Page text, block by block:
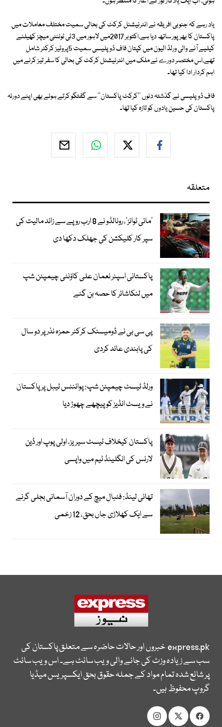
یاد رہے کہ جنوبی افریقہ نے انٹرنیشنل کرکٹ کی بحالی سمیت مختلف معاملات میں
پاکستان کا بھرپور ساتھ دیا ہے،اکتوبر 2017میں لاہور میں 3ٹی ٹوئنٹی میچز کھیلنے
کیلیے آنے والی ورلڈ الیون میں کپتان فاف ڈوپلیسی سمیت 5پروٹیز کرکٹر شامل
تھے،اس مختصر دورے نے ملک میں انٹرنیشنل کرکٹ کی بحالی کا سفر تیز کرنے میں
اہم کردار ادا کیا تھا۔
فاف ڈوپلیسی نے گذشتہ دنوں ''کرکٹ پاکستان'' سے گفتگو کرتے ہوئے بھی اپنے دورئہ
پاکستان کی حسین یادوں کو تازہ کیا تھا۔
متعلقہ
’مائی ٹوائز‘، رونالڈو نے 8 ارب روپے سے زائد مالیت کی
سپر کار کلیکشن کی جھلک دکھا دی
پاکستانی اسپنر نعمان علی کاؤنٹی چیمپئن شپ
میں لنکاشائر کا حصہ بن گئے
پی سی بی نے ڈومیسٹک کرکٹر حمزہ نذر پر دو سال
کی پابندی عائد کردی
ورلڈ ٹیسٹ چیمپئن شپ: پوائنٹس ٹیبل پر پاکستان
نے ویسٹ انڈیز کو پیچھے چھوڑ دیا
پاکستان کیخلاف ٹیسٹ سیریز، اولی پوپ اور ڈین
لارنس کی انگلینڈ ٹیم میں واپسی
تھائی لینڈ: فٹبال میچ کے دوران آسمانی بجلی گرنے
سے ایک کھلاڑی جاں بحق، 12 زخمی
express.pkخبروں اور حالات حاضرہ سے متعلق پاکستان کی
سب سے زیادہ وزٹ کی جانے والی ویب سائٹ ہے۔ اس ویب سائٹ
پر شائع شدہ تمام مواد کے جملہ حقوق بحق ایکسپریس میڈیا
گروپ محفوظ ہیں۔